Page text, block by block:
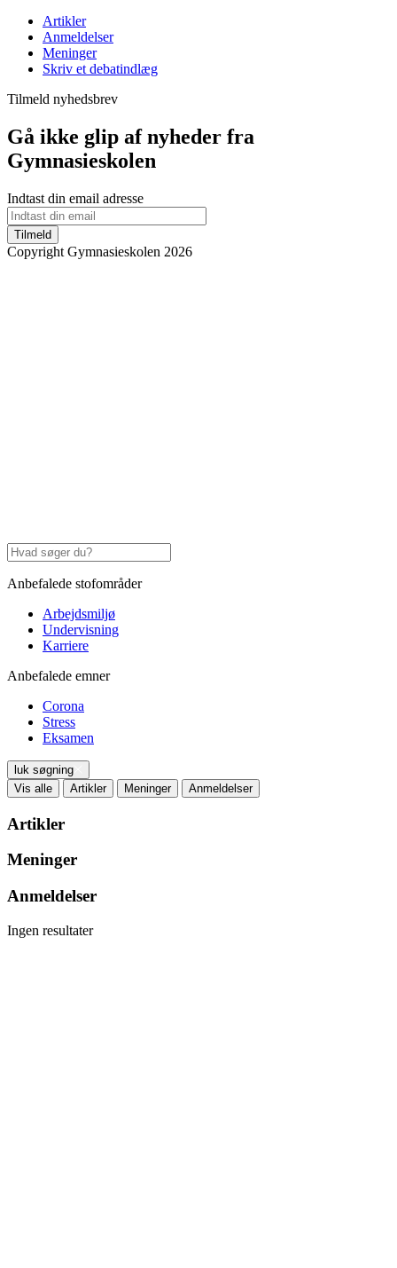
Artikler
Anmeldelser
Meninger
Skriv et debatindlæg
Tilmeld nyhedsbrev
Gå ikke glip af nyheder fra
Gymnasieskolen
Indtast din email adresse
Tilmeld
Copyright Gymnasieskolen 2026
Anbefalede stofområder
Arbejdsmiljø
Undervisning
Karriere
Anbefalede emner
Corona
Stress
Eksamen
luk søgning
Vis alle
Artikler Meninger Anmeldelser
Artikler
Meninger
Anmeldelser
Ingen resultater